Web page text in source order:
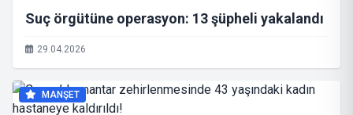
Suç örgütüne operasyon: 13 şüpheli yakalandı
29.04.2026
MANŞET